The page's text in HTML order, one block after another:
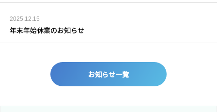
2025.12.15
年末年始休業のお知らせ
お知らせ一覧